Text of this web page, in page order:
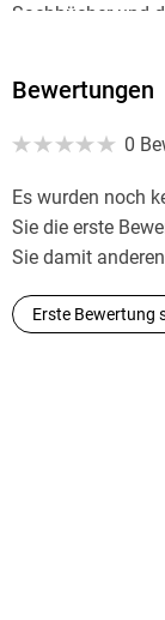
Sachbücher und
Bewertungen
0
Es wurden noch
Sie die erste
Sie damit
Erste Bewertung